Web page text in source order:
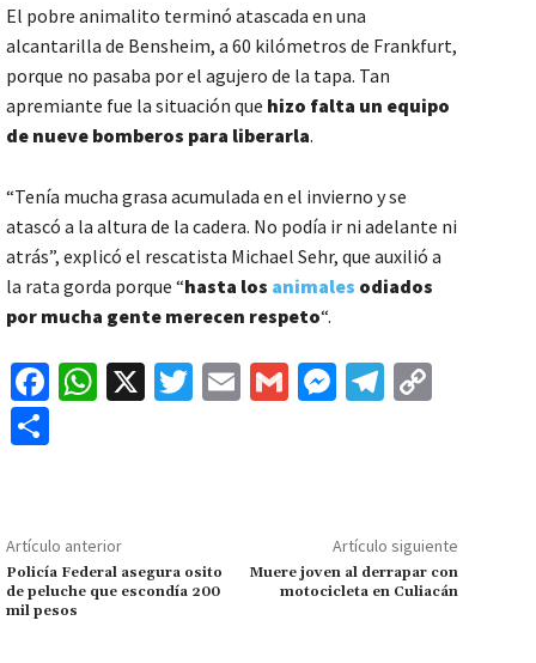
El pobre animalito terminó atascada en una
alcantarilla de Bensheim, a 60 kilómetros de Frankfurt,
porque no pasaba por el agujero de la tapa. Tan
apremiante fue la situación que hizo falta un equipo
de nueve bomberos para liberarla.
“Tenía mucha grasa acumulada en el invierno y se
atascó a la altura de la cadera. No podía ir ni adelante ni
atrás”, explicó el rescatista Michael Sehr, que auxilió a
la rata gorda porque “hasta los animales odiados
por mucha gente merecen respeto“.
Fa
o
k
W
p
p
X
T
E
G
M
ge
r
Te
m Li
n
k
p
ar
tir
Artículo anterior
Policía Federal asegura osito
de peluche que escondía 200
mil pesos
Artículo siguiente
Muere joven al derrapar con
motocicleta en Culiacán